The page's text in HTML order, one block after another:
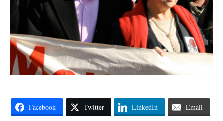
Facebook Twitter LinkedIn Email